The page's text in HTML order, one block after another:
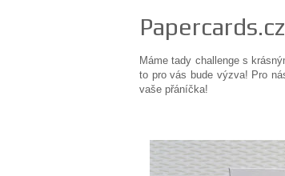
Máme tady challenge s
to pro vás bude výzva! Pro
vaše přáníčka!
Iriska